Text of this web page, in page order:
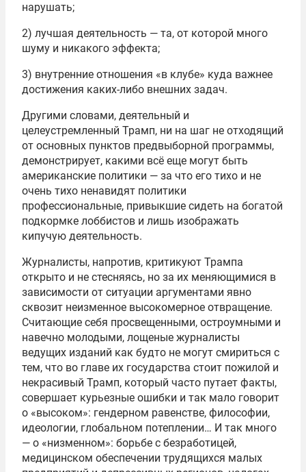
нарушать;
2) лучшая деятельность — та, от которой много
шуму и никакого эффекта;
3) внутренние отношения «в клубе» куда важнее
достижения каких-либо внешних задач.
Другими словами, деятельный и
целеустремленный Трамп, ни на шаг не отходящий
от основных пунктов предвыборной программы,
демонстрирует, какими всё еще могут быть
американские политики — за что его тихо и не
очень тихо ненавидят политики
профессиональные, привыкшие сидеть на богатой
подкормке лоббистов и лишь изображать
кипучую деятельность.
Журналисты, напротив, критикуют Трампа
открыто и не стесняясь, но за их меняющимися в
зависимости от ситуации аргументами явно
сквозит неизменное высокомерное отвращение.
Считающие себя просвещенными, остроумными и
навечно молодыми, лощеные журналисты
ведущих изданий как будто не могут смириться с
тем, что во главе их государства стоит пожилой и
некрасивый Трамп, который часто путает факты,
совершает курьезные ошибки и так мало говорит
о «высоком»: гендерном равенстве, философии,
идеологии, глобальном потеплении… И так много
— о «низменном»: борьбе с безработицей,
медицинском обеспечении трудящихся малых